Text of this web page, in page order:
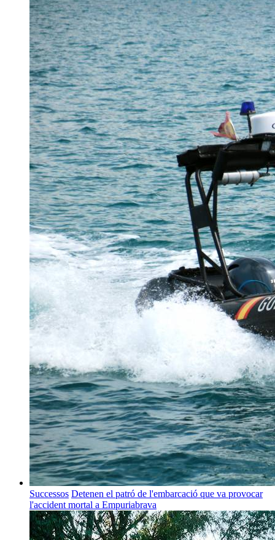
Successos Detenen el patró de l'embarcació que va provocar
l'accident mortal a Empuriabrava